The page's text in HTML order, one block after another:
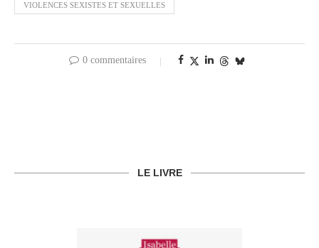
VIOLENCES SEXISTES ET SEXUELLES
0 commentaires
LE LIVRE